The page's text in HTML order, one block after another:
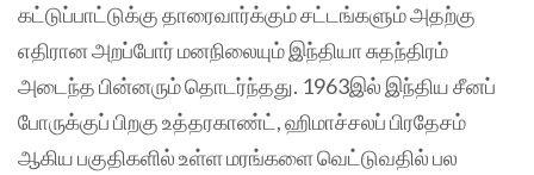
கட்டுப்பாட்டுக்கு தாரைவார்க்கும் சட்டங்களும் அதற்கு
எதிரான அறப்போர் மனநிலையும் இந்தியா சுதந்திரம்
அடைந்த பின்னரும் தொடர்ந்தது. 1963இல் இந்திய சீனப்
போருக்குப் பிறகு உத்தரகாண்ட், ஹிமாச்சலப் பிரதேசம்
ஆகிய பகுதிகளில் உள்ள மரங்களை வெட்டுவதில் பல